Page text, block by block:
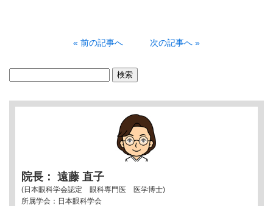
« 前の記事へ 次の記事へ »
院長： 遠藤 直子
(日本眼科学会認定 眼科専門医 医学博士)
所属学会：日本眼科学会